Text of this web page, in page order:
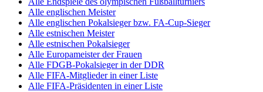
Alle englischen Meister
Alle englischen Pokalsieger bzw. FA-Cup-Sieger
Alle estnischen Meister
Alle estnischen Pokalsieger
Alle Europameister der Frauen
Alle FDGB-Pokalsieger in der DDR
Alle FIFA-Mitglieder in einer Liste
Alle FIFA-Präsidenten in einer Liste